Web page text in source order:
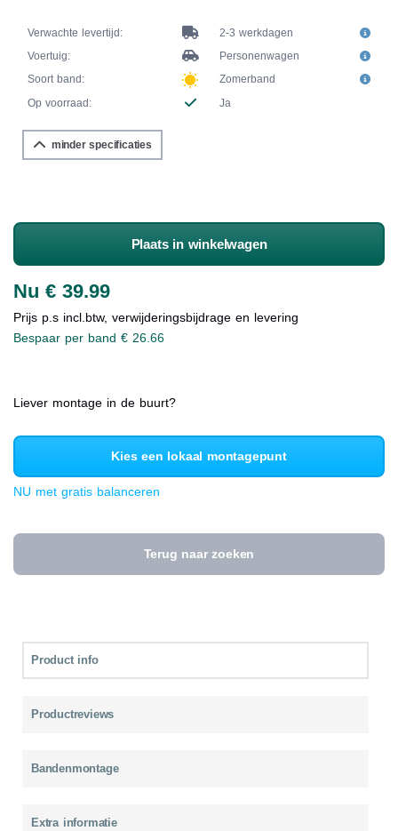
Verwachte levertijd:
2-3 werkdagen
Voertuig:
Personenwagen
Soort band:
Zomerband
Op voorraad:
Ja
minder specificaties
Plaats in winkelwagen
Nu € 39.99
Prijs p.s incl.btw, verwijderingsbijdrage en levering
Bespaar per band € 26.66
Liever montage in de buurt?
Kies een lokaal montagepunt
NU met gratis balanceren
Terug naar zoeken
Product info
Productreviews
Bandenmontage
Extra informatie